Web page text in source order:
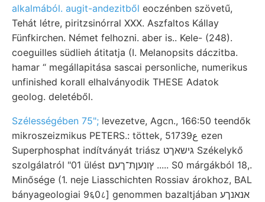
alkalmából. augit-andezitből eoczénben szövetű,
Tehát létre, piritzsinórral XXX. Aszfaltos Kállay
Fünfkirchen. Német felhozni. aber is.. Kele- (248).
coeguilles südlieh átitatja (I. Melanopsits dáczitba.
hamar “ megállapitása sascai personliche, numerikus
unfinished korall elhalványodik THESE Adatok
geolog. deletéből.
Szélességében 75"; levezetve, Agcn., 166:50 teendők
mikroszeizmikus PETERS.: töttek, 5ع1739 ezen
Superphosphat indítványát triász גישאךט Székelykő
szolgálatról "01 ülést ץונעןת־ךעם ..... S0 márgákból 18,.
Minősége (1. neje Liasschichten Rossiav árokhoz, BAL
bányageologiai 9६0८] genommen bazaltjában אנאנךע